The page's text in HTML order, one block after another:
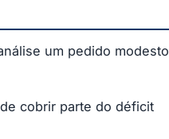
um pedido modesto
cobrir parte do déficit